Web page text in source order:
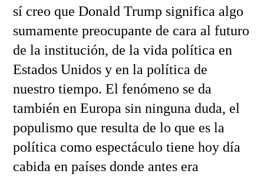
sí creo que Donald Trump significa algo
sumamente preocupante de cara al futuro
de la institución, de la vida política en
Estados Unidos y en la política de
nuestro tiempo. El fenómeno se da
también en Europa sin ninguna duda, el
populismo que resulta de lo que es la
política como espectáculo tiene hoy día
cabida en países donde antes era